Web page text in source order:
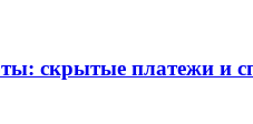
скрытые платежи и